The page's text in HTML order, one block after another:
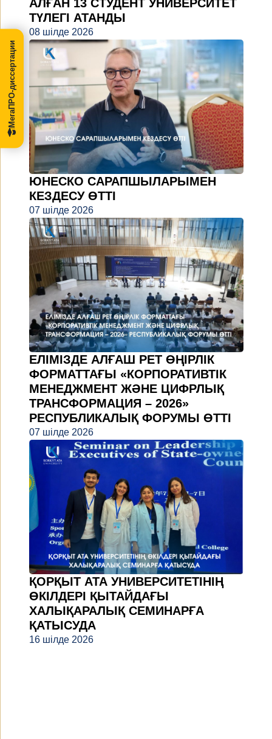
АЛҒАН 13 СТУДЕНТ УНИВЕРСИТЕТ
ТҮЛЕГІ АТАНДЫ
08 шілде 2026
ЮНЕСКО САРАПШЫЛАРЫМЕН
КЕЗДЕСУ ӨТТІ
07 шілде 2026
ЕЛІМІЗДЕ АЛҒАШ РЕТ ӨҢІРЛІК
ФОРМАТТАҒЫ «КОРПОРАТИВТІК
МЕНЕДЖМЕНТ ЖӘНЕ ЦИФРЛЫҚ
ТРАНСФОРМАЦИЯ – 2026»
РЕСПУБЛИКАЛЫҚ ФОРУМЫ ӨТТІ
07 шілде 2026
ҚОРҚЫТ АТА УНИВЕРСИТЕТІНІҢ
ӨКІЛДЕРІ ҚЫТАЙДАҒЫ
ХАЛЫҚАРАЛЫҚ СЕМИНАРҒА
ҚАТЫСУДА
16 шілде 2026
МегаПРО-диссертации